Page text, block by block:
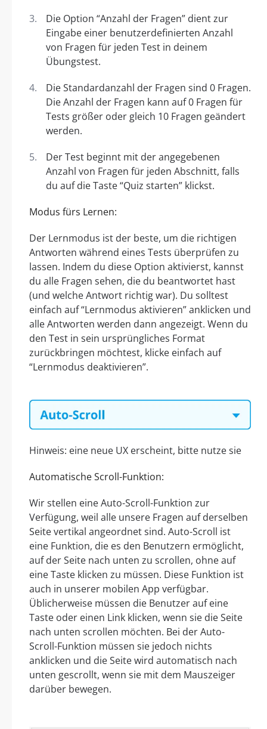
Die Option “Anzahl der Fragen” dient zur
Eingabe einer benutzerdefinierten Anzahl
von Fragen für jeden Test in deinem
Übungstest.
Die Standardanzahl der Fragen sind 0 Fragen.
Die Anzahl der Fragen kann auf 0 Fragen für
Tests größer oder gleich 10 Fragen geändert
werden.
Der Test beginnt mit der angegebenen
Anzahl von Fragen für jeden Abschnitt, falls
du auf die Taste “Quiz starten” klickst.
Modus fürs Lernen:
Der Lernmodus ist der beste, um die richtigen
Antworten während eines Tests überprüfen zu
lassen. Indem du diese Option aktivierst, kannst
du alle Fragen sehen, die du beantwortet hast
(und welche Antwort richtig war). Du solltest
einfach auf “Lernmodus aktivieren” anklicken und
alle Antworten werden dann angezeigt. Wenn du
den Test in sein ursprüngliches Format
zurückbringen möchtest, klicke einfach auf
“Lernmodus deaktivieren”.
Hinweis: eine neue UX erscheint, bitte nutze sie
Automatische Scroll-Funktion:
Wir stellen eine Auto-Scroll-Funktion zur
Verfügung, weil alle unsere Fragen auf derselben
Seite vertikal angeordnet sind. Auto-Scroll ist
eine Funktion, die es den Benutzern ermöglicht,
auf der Seite nach unten zu scrollen, ohne auf
eine Taste klicken zu müssen. Diese Funktion ist
auch in unserer mobilen App verfügbar.
Üblicherweise müssen die Benutzer auf eine
Taste oder einen Link klicken, wenn sie die Seite
nach unten scrollen möchten. Bei der Auto-
Scroll-Funktion müssen sie jedoch nichts
anklicken und die Seite wird automatisch nach
unten gescrollt, wenn sie mit dem Mauszeiger
darüber bewegen.